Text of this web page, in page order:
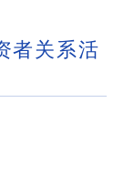
者关系活